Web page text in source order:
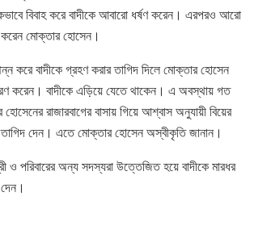
বিবাহ করে বাদীকে আবারো ধর্ষণ করেন। এরপরও আরো
করেন মোক্তার হোসেন।
করে বাদীকে গ্রহণ করার তাগিদ দিলে মোক্তার হোসেন
করেন। বাদীকে এড়িয়ে যেতে থাকেন। এ অবস্থায় গত
রাজারবাগের বাসায় গিয়ে আশ্বাস অনুযায়ী বিয়ের
তাগিদ দেন। এতে মোক্তার হোসেন অস্বীকৃতি জানান।
ও পরিবারের অন্য সদস্যরা উত্তেজিত হয়ে বাদীকে মারধর